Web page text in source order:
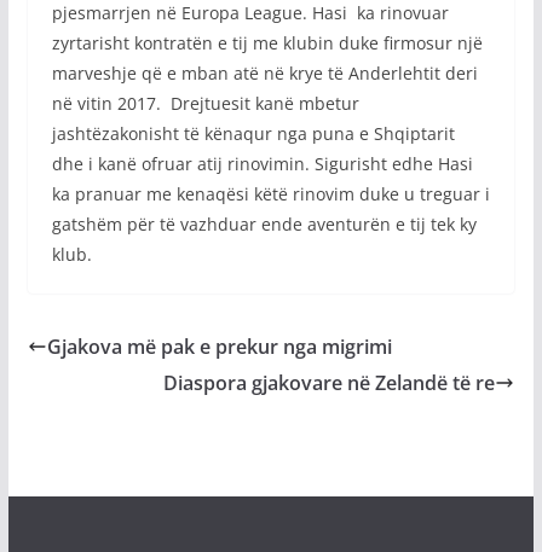
pjesmarrjen në Europa League. Hasi ka rinovuar
zyrtarisht kontratën e tij me klubin duke firmosur një
marveshje që e mban atë në krye të Anderlehtit deri
në vitin 2017. Drejtuesit kanë mbetur
jashtëzakonisht të kënaqur nga puna e Shqiptarit
dhe i kanë ofruar atij rinovimin. Sigurisht edhe Hasi
ka pranuar me kenaqësi këtë rinovim duke u treguar i
gatshëm për të vazhduar ende aventurën e tij tek ky
klub.
Gjakova më pak e prekur nga migrimi
Diaspora gjakovare në Zelandë të re